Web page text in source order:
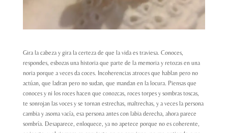
Gira la cabeza y gira la certeza de que la vida es traviesa. Conoces,
respondes, esbozas una historia que parte de la memoria y retozas en una
noria porque a veces da coces. Incoherencias atroces que hablan pero no
actúan, que ladran pero no sudan, que mandan en la locura. Piensas que
conoces y ni los roces hacen que conozcas, roces torpes y sombras toscas,
te sonrojan las voces y se tornan estrechas, maltrechas, y a veces la persona
cambia y asoma vacía, esa persona antes con labia derecha, ahora parece
sombría. Desaparece, enloquece, ya no apetece porque no es coherente,